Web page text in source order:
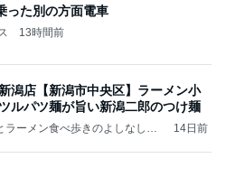
った別の方面電車
13時間前
潟店【新潟市中央区】ラーメン小
ルパツ麺が旨い新潟二郎のつけ麺
ーメン食べ歩きのよしなしご
14日前